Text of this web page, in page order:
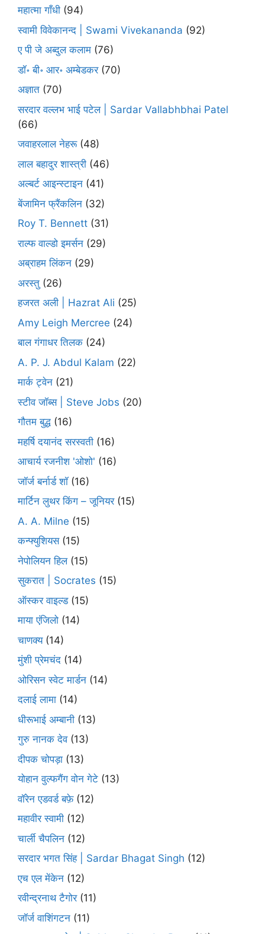
महात्मा गाँधी (94)
स्वामी विवेकानन्द | Swami Vivekananda (92)
ए पी जे अब्दुल कलाम (76)
डॉ॰ बी॰ आर॰ अम्बेडकर(70)
अज्ञात (70)
सरदार वल्लभ भाई पटेल | Sardar Vallabhbhai Patel
(66)
जवाहरलाल नेहरू(48)
लाल बहादुर शास्त्री (46)
अल्बर्ट आइन्स्टाइन (41)
बेंजामिन फ्रैंकलिन (32)
Roy T. Bennett (31)
राल्फ वाल्डो इमर्सन (29)
अब्राहम लिंकन (29)
अरस्तु (26)
हजरत अली | Hazrat Ali (25)
Amy Leigh Mercree (24)
बाल गंगाधर तिलक (24)
A. P. J. Abdul Kalam (22)
मार्क ट्वेन (21)
स्टीव जॉब्स | Steve Jobs (20)
गौतम बुद्ध (16)
महर्षि दयानंद सरस्वती (16)
आचार्य रजनीश 'ओशो' (16)
जॉर्ज बर्नार्ड शॉ(16)
मार्टिन लुथर किंग – जूनियर(15)
A. A. Milne (15)
कन्फ्युशियस(15)
नेपोलियन हिल(15)
सुकरात | Socrates (15)
ऑस्कर वाइल्ड(15)
माया एंजिलो (14)
चाणक्य(14)
मुंशी प्रेमचंद (14)
ओरिसन स्‍वेट मार्डन (14)
दलाई लामा (14)
धीरूभाई अम्बानी (13)
गुरु नानक देव(13)
दीपक चोपड़ा (13)
योहान वुल्फगैंग वोन गेटे (13)
वॉरेन एडवर्ड बफ़े(12)
महावीर स्वामी (12)
चार्ली चैपलिन (12)
सरदार भगत सिंह | Sardar Bhagat Singh (12)
एच एल मेंकेन (12)
रवीन्द्रनाथ टैगोर(11)
जॉर्ज वाशिंगटन (11)